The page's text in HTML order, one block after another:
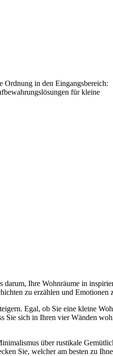
Ordnung in den Eingangsbereich:
für kleine
Ihre Wohnräume in
zu erzählen und Emotionen
Egal, ob Sie eine kleine
sich in Ihren vier Wänden
über rustikale
Sie, welcher am besten zu